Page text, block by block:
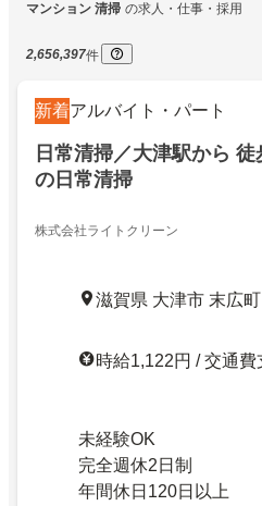
マンション 清掃 の求人・仕事・採用
2,656,397件
新着アルバイト・パート
日常清掃／大津駅から
の日常清掃
株式会社ライトクリーン
滋賀県 大津市 末広
時給1,122円 / 交通費
未経験OK
完全週休2日制
年間休日120日以上